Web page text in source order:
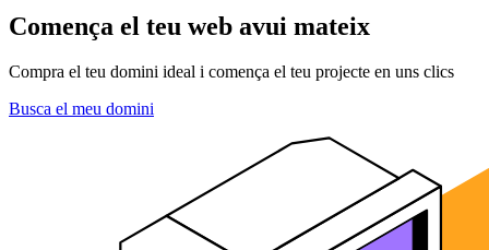
Comença el teu web avui mateix
Compra el teu domini ideal i comença el teu projecte en uns clics
Busca el meu domini